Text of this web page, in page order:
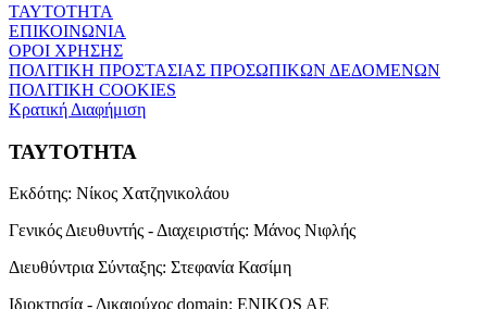
ΤΑΥΤΟΤΗΤΑ
ΕΠΙΚΟΙΝΩΝΙΑ
ΟΡΟΙ ΧΡΗΣΗΣ
ΠΟΛΙΤΙΚΗ ΠΡΟΣΤΑΣΙΑΣ ΠΡΟΣΩΠΙΚΩΝ ΔΕΔΟΜΕΝΩΝ
ΠΟΛΙΤΙΚΗ COOKIES
Κρατική Διαφήμιση
ΤΑΥΤΟΤΗΤΑ
Εκδότης: Νίκος Χατζηνικολάου
Γενικός Διευθυντής - Διαχειριστής: Μάνος Νιφλής
Διευθύντρια Σύνταξης: Στεφανία Κασίμη
Ιδιοκτησία - Δικαιούχος domain: ENIKOS AE